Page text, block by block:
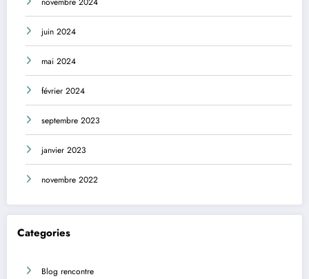
juin 2024
mai 2024
février 2024
septembre 2023
janvier 2023
novembre 2022
Categories
Blog rencontre